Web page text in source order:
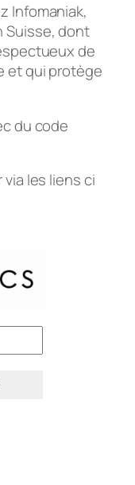
Infomaniak,
Suisse, dont
de
et qui protège
du code
les liens ci